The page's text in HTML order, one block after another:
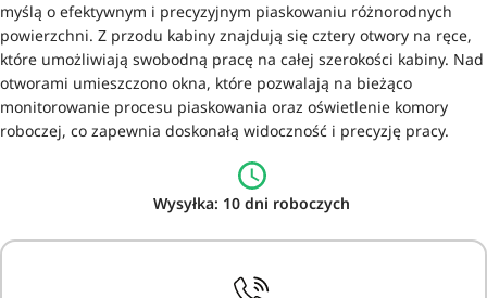
myślą o efektywnym i precyzyjnym piaskowaniu różnorodnych
powierzchni. Z przodu kabiny znajdują się cztery otwory na ręce,
które umożliwiają swobodną pracę na całej szerokości kabiny. Nad
otworami umieszczono okna, które pozwalają na bieżąco
monitorowanie procesu piaskowania oraz oświetlenie komory
roboczej, co zapewnia doskonałą widoczność i precyzję pracy.
Wysyłka: 10 dni roboczych